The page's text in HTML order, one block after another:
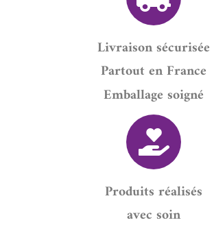
Livraison sécurisée
Partout en France
Emballage soigné
Produits réalisés
avec soin